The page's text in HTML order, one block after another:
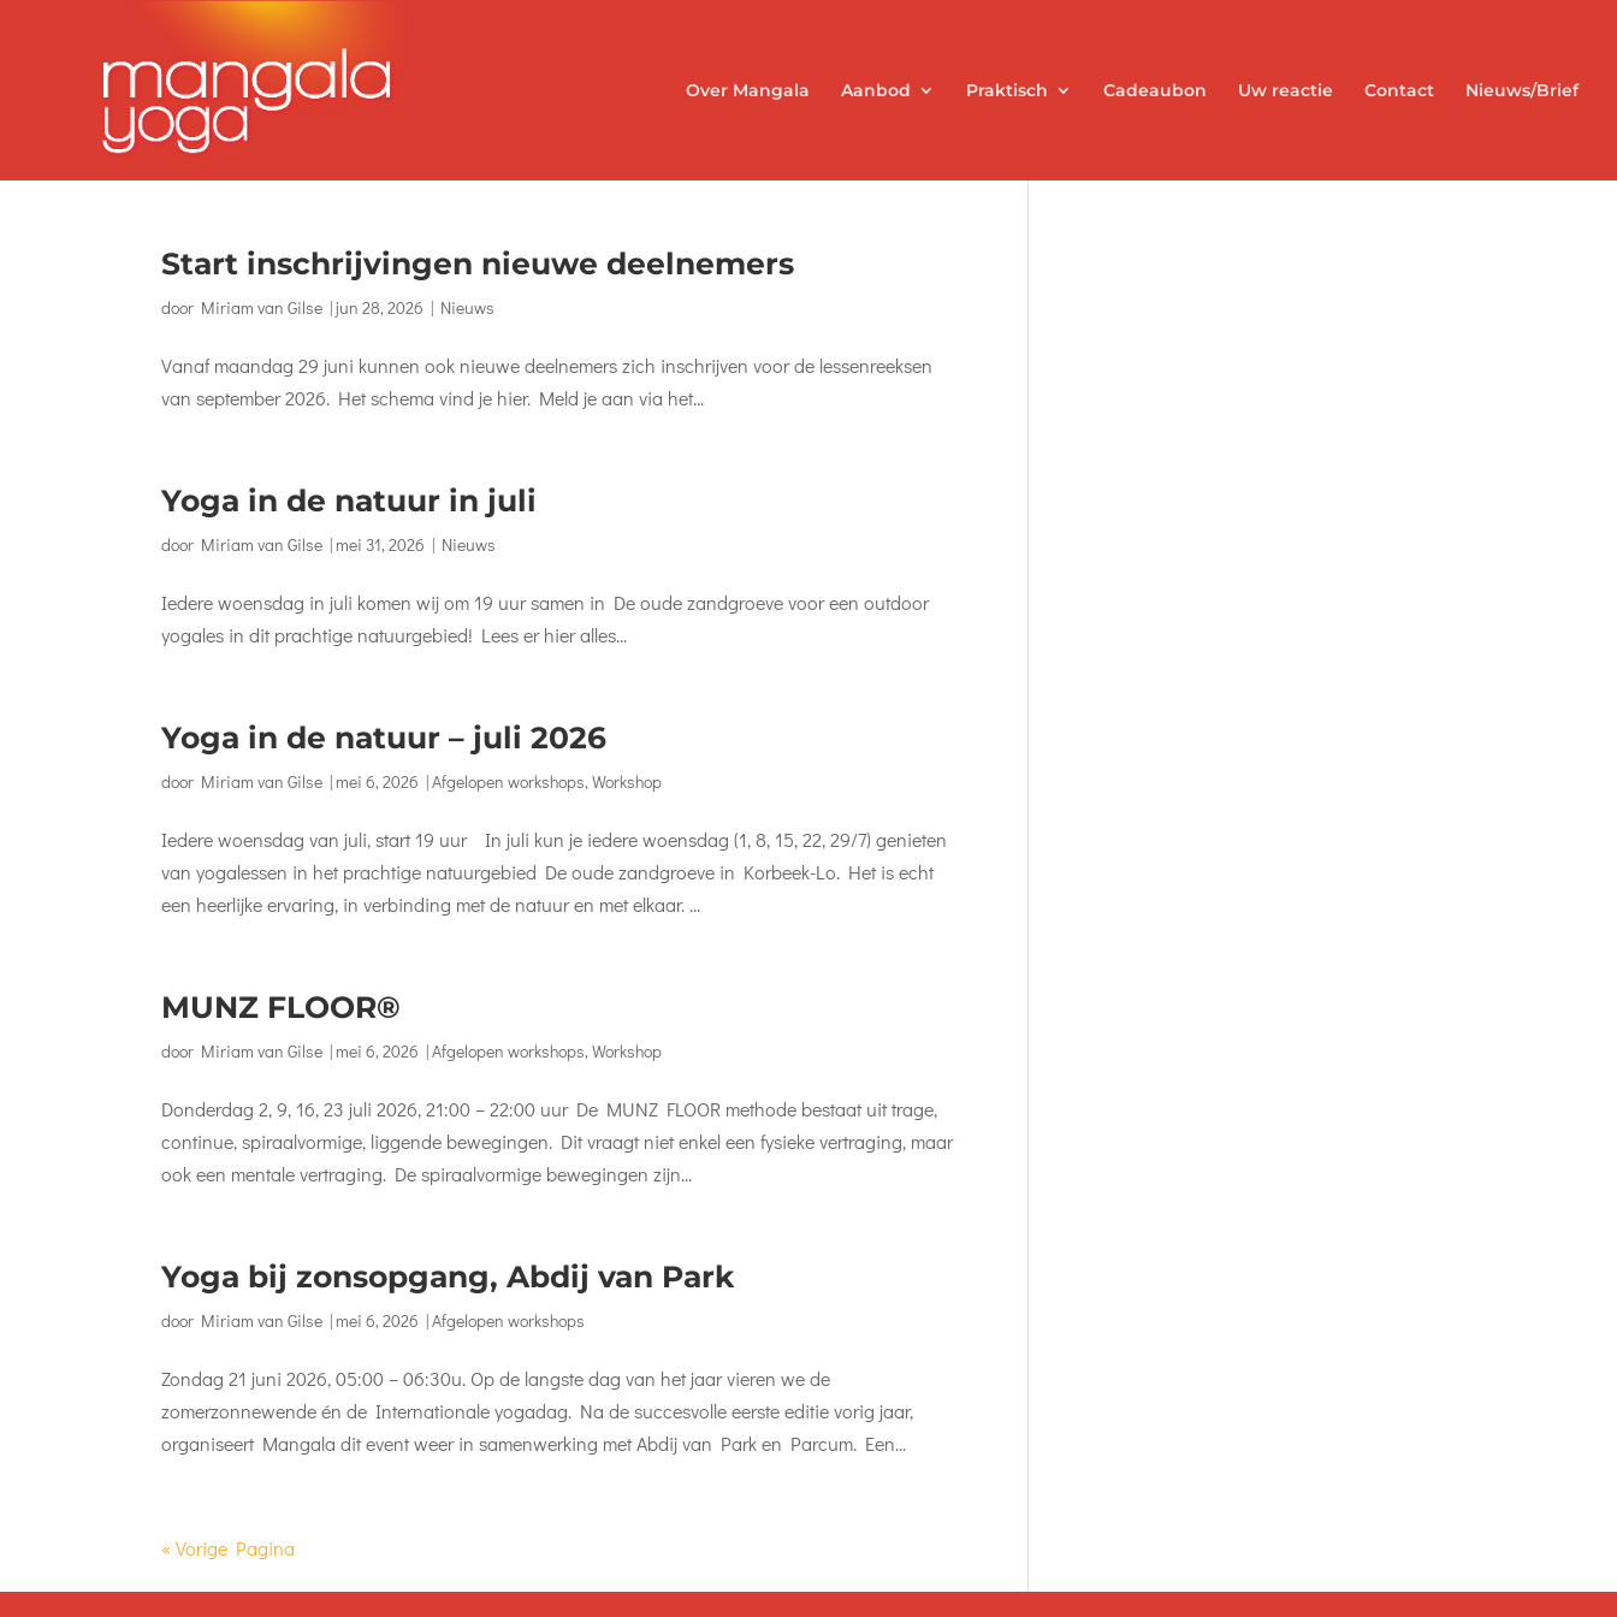
Over Mangala Aanbod Praktisch Cadeaubon Uw reactie Contact Nieuws/Brief
Start inschrijvingen nieuwe deelnemers
door Miriam van Gilse |jun 28, 2026 | Nieuws
Vanaf maandag 29 juni kunnen ook nieuwe deelnemers zich inschrijven voor de lessenreeksen
van september 2026. Het schema vind je hier. Meld je aan via het...
Yoga in de natuur in juli
door Miriam van Gilse | mei 31, 2026 | Nieuws
Iedere woensdag in juli komen wij om 19 uur samen in De oude zandgroeve voor een outdoor
yogales in dit prachtige natuurgebied! Lees er hier alles...
Yoga in de natuur – juli 2026
door Miriam van Gilse | mei 6, 2026 |Afgelopen workshops,Workshop
Iedere woensdag van juli, start 19 uur In juli kun je iedere woensdag (1, 8, 15, 22, 29/7) genieten
van yogalessen in het prachtige natuurgebied De oude zandgroeve in Korbeek-Lo. Het is echt
een heerlijke ervaring, in verbinding met de natuur en met elkaar. ...
MUNZ FLOOR®
door Miriam van Gilse | mei 6, 2026 |Afgelopen workshops,Workshop
Donderdag 2, 9, 16, 23 juli 2026, 21:00 – 22:00 uur De MUNZ FLOOR methode bestaat uit trage,
continue, spiraalvormige, liggende bewegingen. Dit vraagt niet enkel een fysieke vertraging, maar
ook een mentale vertraging. De spiraalvormige bewegingen zijn...
Yoga bij zonsopgang, Abdij van Park
door Miriam van Gilse | mei 6, 2026 |Afgelopen workshops
Zondag 21 juni 2026, 05:00 – 06:30u. Op de langste dag van het jaar vieren we de
zomerzonnewende én de Internationale yogadag. Na de succesvolle eerste editie vorig jaar,
organiseert Mangala dit event weer in samenwerking met Abdij van Park en Parcum. Een...
« Vorige Pagina